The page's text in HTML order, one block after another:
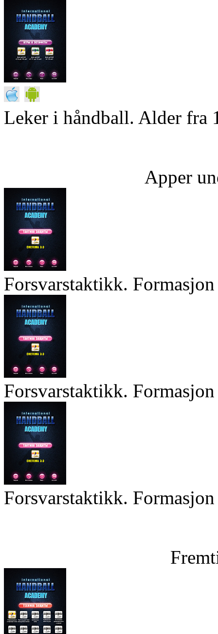
Leker i håndball. Alder fra
Apper
Forsvarstaktikk.
Forsvarstaktikk.
Forsvarstaktikk.